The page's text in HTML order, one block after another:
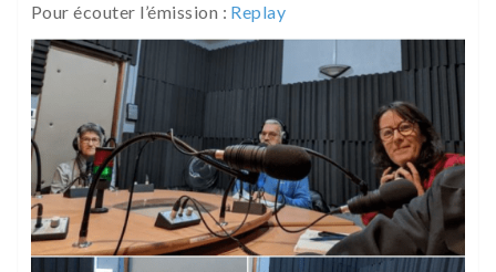
Pour écouter l’émission : Replay